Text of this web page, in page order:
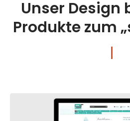
Unser Design
Produkte zum